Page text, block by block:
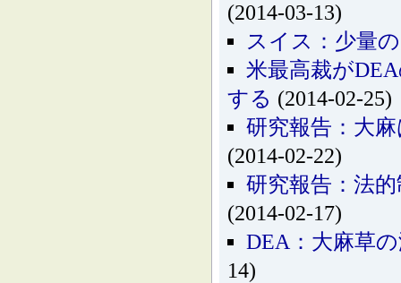
(2014-03-13)
スイス：少量
米最高裁が
する (2014-02-25)
研究報告：大
(2014-02-22)
研究報告：法
(2014-02-17)
DEA：大麻草
14)